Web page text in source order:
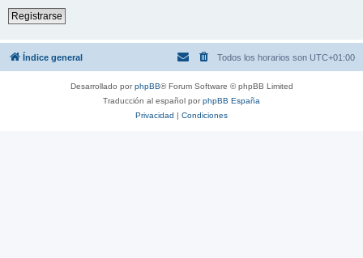
Registrarse
Índice general Todos los horarios son UTC+01:00
Desarrollado porphpBB® Forum Software © phpBB Limited
Traducción al español porphpBB España
Privacidad | Condiciones